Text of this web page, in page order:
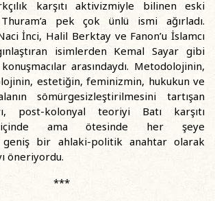
karşıtı aktivizmiyle bilinen eski
pek çok ünlü ismi ağırladı.
İnci, Halil Berktay ve Fanon’u İslamcı
isimlerden Kemal Sayar gibi
arasındaydı. Metodolojinin,
estetiğin, feminizmin, hukukun ve
sömürgesizleştirilmesini tartışan
post-kolonyal teoriyi Batı karşıtı
içinde ama ötesinde her şeye
geniş bir ahlaki-politik anahtar olarak
öneriyordu.
***